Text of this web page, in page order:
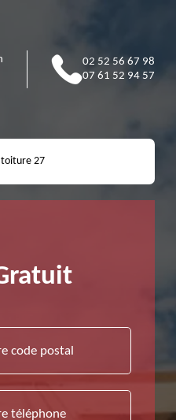
02 52 56 67 98
07 61 52 94 57
toiture 27